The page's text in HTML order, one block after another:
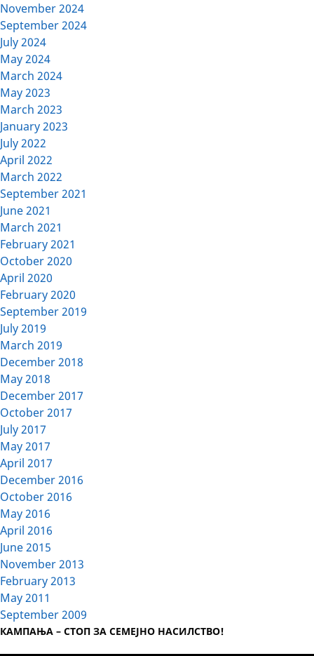
November 2024
September 2024
July 2024
May 2024
March 2024
May 2023
March 2023
January 2023
July 2022
April 2022
March 2022
September 2021
June 2021
March 2021
February 2021
October 2020
April 2020
February 2020
September 2019
July 2019
March 2019
December 2018
May 2018
December 2017
October 2017
July 2017
May 2017
April 2017
December 2016
October 2016
May 2016
April 2016
June 2015
November 2013
February 2013
May 2011
September 2009
КАМПАЊА – СТОП ЗА СЕМЕЈНО НАСИЛСТВО!